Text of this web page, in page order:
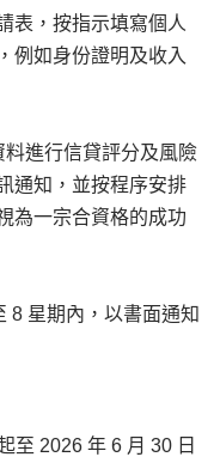
表，按指示填寫個人
例如身份證明及收入
進行信貸評分及風險
通知，並按程序安排
為一宗合資格的成功
8 星期內，以書面通知
至 2026 年 6 月 30 日